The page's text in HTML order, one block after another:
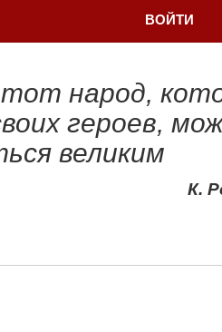
ВОЙТИ
тот народ,
героев,
великим
К.